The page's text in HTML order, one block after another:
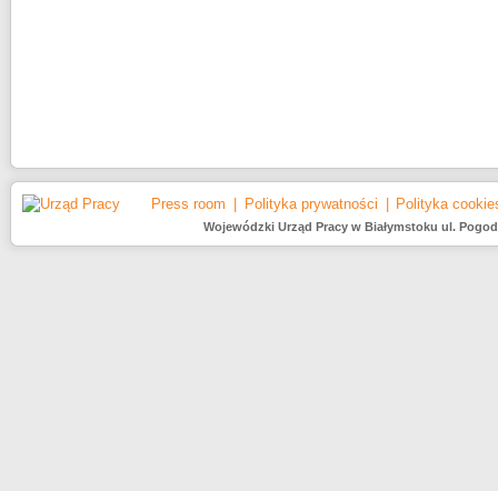
Press room Polityka prywatności Polityka
Wojewódzki Urząd Pracy w Białymstoku ul.